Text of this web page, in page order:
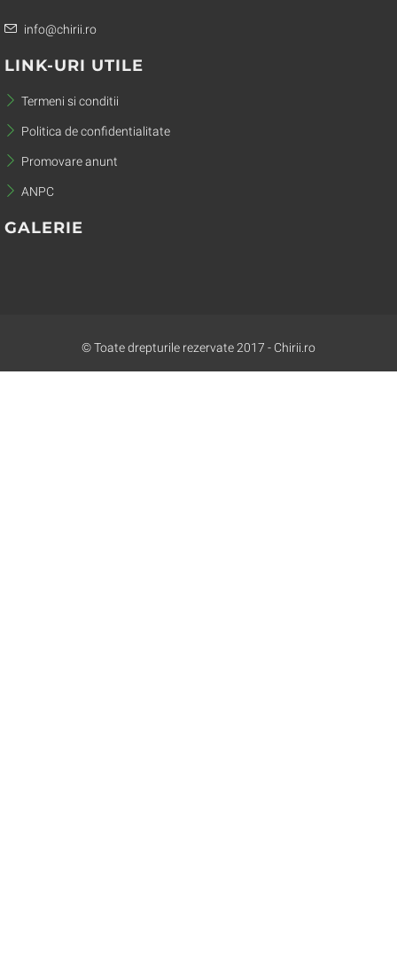
info@chirii.ro
LINK-URI UTILE
Termeni si conditii
Politica de confidentialitate
Promovare anunt
ANPC
GALERIE
© Toate drepturile rezervate 2017 - Chirii.ro